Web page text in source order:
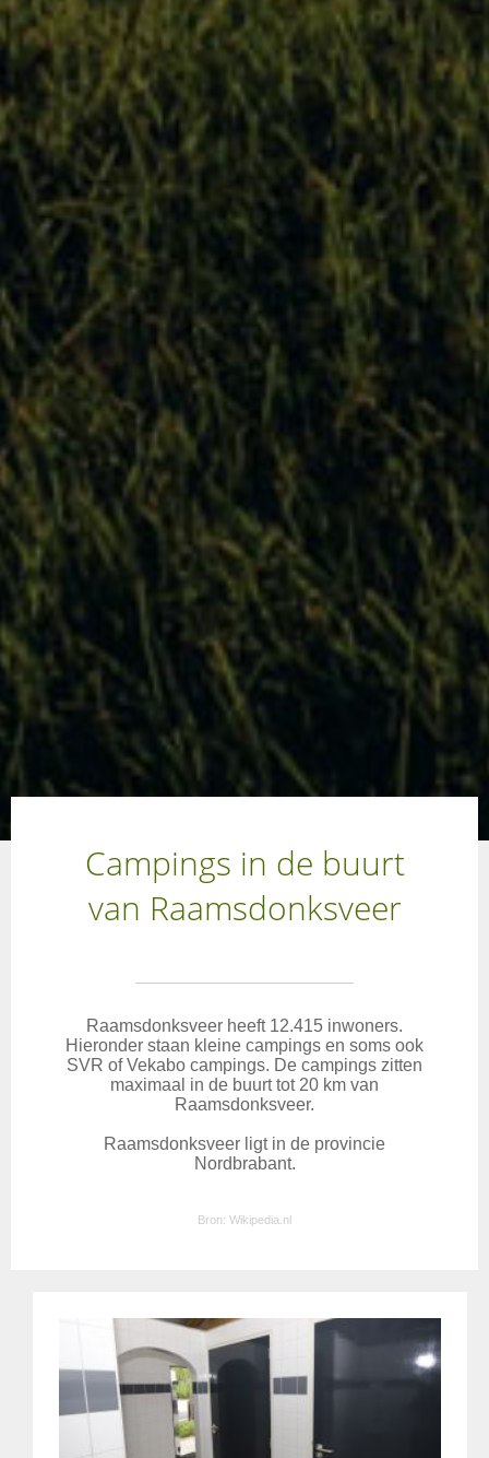
Campings in de buurt
van Raamsdonksveer
Raamsdonksveer heeft 12.415 inwoners.
Hieronder staan kleine campings en soms ook
SVR of Vekabo campings. De campings zitten
maximaal in de buurt tot 20 km van
Raamsdonksveer.
Raamsdonksveer ligt in de provincie
Nordbrabant.
Bron: Wikipedia.nl